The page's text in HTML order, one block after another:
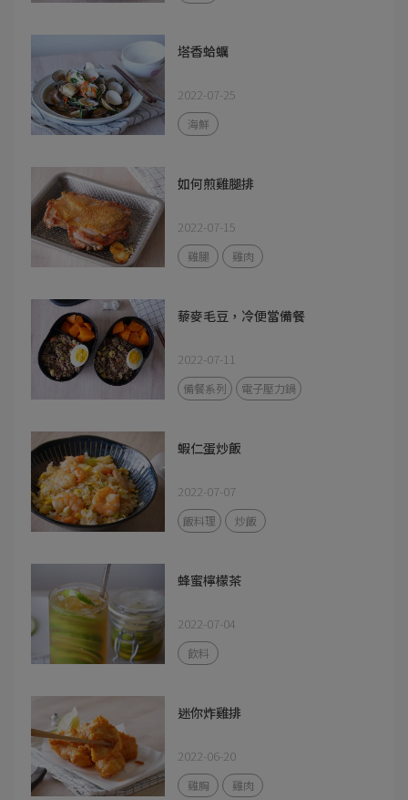
塔香蛤蠣
2022-07-25
海鮮
如何煎雞腿排
2022-07-15
雞腿 雞肉
藜麥毛豆，冷便當備餐
2022-07-11
備餐系列 電子壓力鍋
蝦仁蛋炒飯
2022-07-07
飯料理 炒飯
蜂蜜檸檬茶
2022-07-04
飲料
迷你炸雞排
2022-06-20
雞胸 雞肉